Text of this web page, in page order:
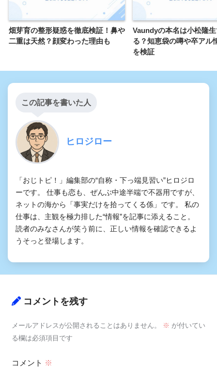
畑芽育の整形疑惑を徹底検証！鼻や
二重は天然？顔変わった理由も
Vaundyの本名は小松隆
る？知恵袋の噂や卒アル
を検証
この記事を書いた人
ヒロジロー
「おじトピ！」編集部の“自称・下っ端見習い”ヒロジロ
ーです。 仕事も恋も、ぜんぶ中途半端で不器用ですが、
ネットの海から「事実だけを拾ってくる係」です。 私の
仕事は、主観を極力排した“情報”を記事に添えること。
読者のみなさんが笑う前に、正しい情報を確認できるよ
うそっと登場します。
コメントを残す
メールアドレスが公開されることはありません。 ※ が付いてい
る欄は必須項目です
コメント ※